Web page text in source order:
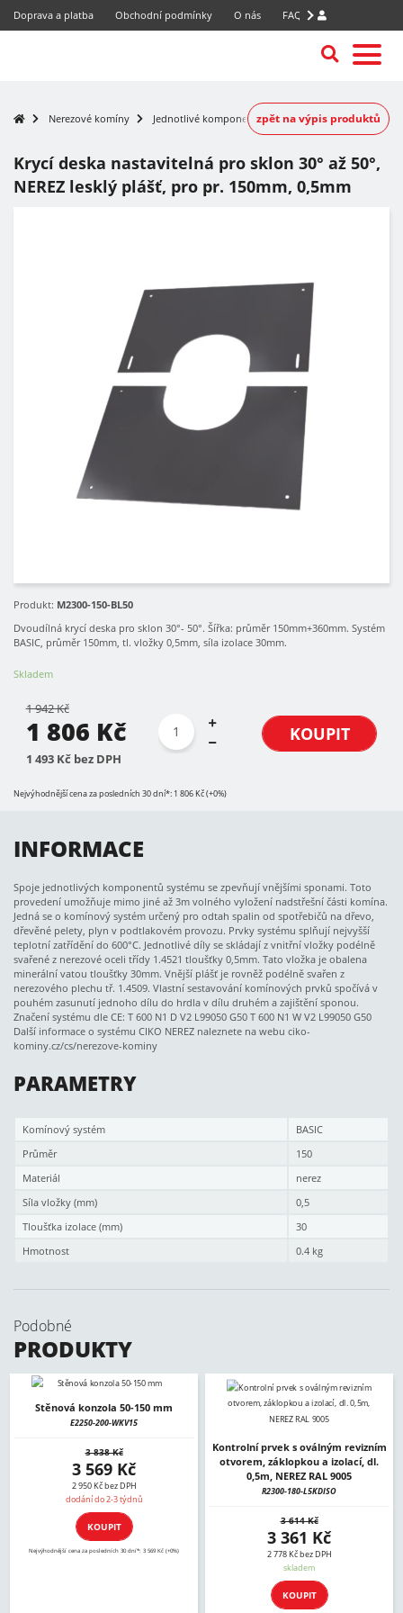
Doprava a platba Obchodní podmínky O nás FAQ
Nerezové komíny Jednotlivé komponentyzpět na výpis produktů
Krycí deska nastavitelná pro sklon 30° až 50°,
NEREZ lesklý plášť, pro pr. 150mm, 0,5mm
Produkt: M2300-150-BL50
Dvoudílná krycí deska pro sklon 30°- 50°. Šířka: průměr 150mm+360mm. Systém
BASIC, průměr 150mm, tl. vložky 0,5mm, síla izolace 30mm.
Skladem
1 942 Kč
1 806 Kč
1 493 Kč bez DPH
KOUPIT
Nejvýhodnější cena za posledních 30 dní*: 1 806 Kč (+0%)
INFORMACE
Spoje jednotlivých komponentů systému se zpevňují vnějšími sponami. Toto
provedení umožňuje mimo jiné až 3m volného vyložení nadstřešní části komína.
Jedná se o komínový systém určený pro odtah spalin od spotřebičů na dřevo,
dřevěné pelety, plyn v podtlakovém provozu. Prvky systému splňují nejvyšší
teplotní zatřídění do 600°C. Jednotlivé díly se skládají z vnitřní vložky podélně
svařené z nerezové oceli třídy 1.4521 tloušťky 0,5mm. Tato vložka je obalena
minerální vatou tloušťky 30mm. Vnější plášť je rovněž podélně svařen z
nerezového plechu tř. 1.4509. Vlastní sestavování komínových prvků spočívá v
pouhém zasunutí jednoho dílu do hrdla v dílu druhém a zajištění sponou.
Značení systému dle CE: T 600 N1 D V2 L99050 G50 T 600 N1 W V2 L99050 G50
Další informace o systému CIKO NEREZ naleznete na webu ciko-
kominy.cz/cs/nerezove-kominy
PARAMETRY
Komínový systém
BASIC
Průměr
150
Materiál
nerez
Síla vložky (mm)
0,5
Tloušťka izolace (mm)
30
Hmotnost
0.4 kg
Podobné
PRODUKTY
Stěnová konzola 50-150 mm
E2250-200-WKV15
3 838 Kč
3 569 Kč
2 950 Kč bez DPH
dodání do 2-3 týdnů
KOUPIT
Nejvýhodnější cena za posledních 30 dní*: 3 569 Kč (+0%)
Kontrolní prvek s oválným revizním
otvorem, záklopkou a izolací, dl.
0,5m, NEREZ RAL 9005
R2300-180-L5KDISO
3 614 Kč
3 361 Kč
2 778 Kč bez DPH
skladem
KOUPIT